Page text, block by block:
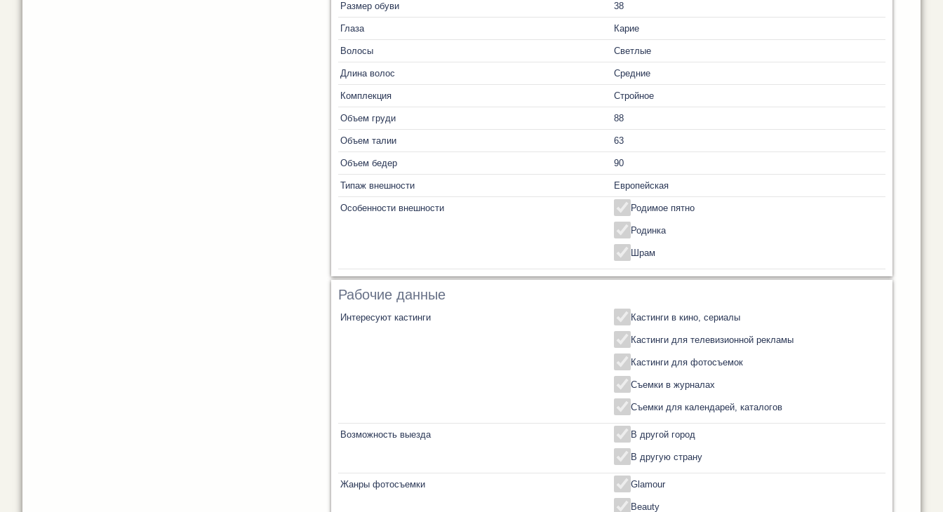
Размер обуви 38
Глаза Карие
Волосы Светлые
Длина волос Средние
Комплекция Стройное
Объем груди 88
Объем талии 63
Объем бедер 90
Типаж внешности Европейская
Особенности внешности Родимое пятно
Родинка
Шрам
Рабочие данные
Интересуют кастинги Кастинги в кино, сериалы
Кастинги для телевизионной рекламы
Кастинги для фотосъемок
Съемки в журналах
Съемки для календарей, каталогов
Возможность выезда В другой город
В другую страну
Жанры фотосъемки Glamour
Beauty